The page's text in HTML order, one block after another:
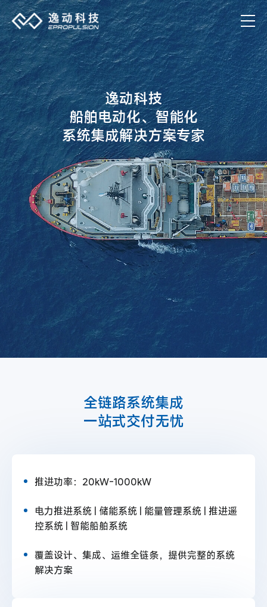
逸动科技
船舶电动化、智能化
系统集成解决方案专家
全链路系统集成
一站式交付无忧
推进功率：20kW-1000kW
电力推进系统 | 储能系统 | 能量管理系统 | 推进遥
控系统 | 智能船舶系统
覆盖设计、集成、运维全链条，提供完整的系统
解决方案